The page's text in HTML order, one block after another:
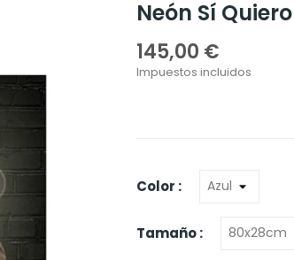
Neón Sí Quiero
145,00 €
Impuestos incluidos
Color :
Tamaño :